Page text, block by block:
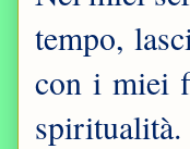
tempo,
con i miei
spiritualità.